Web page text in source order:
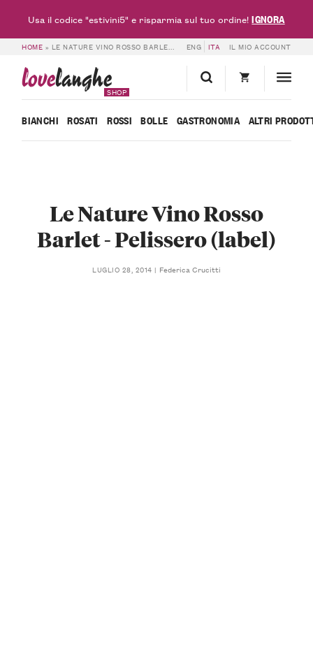
HOME » LE NATURE VINO ROSSO BARLET – PELISSERO (LABEL) ENG ITA IL MIO ACCOUNT
lovelanghe
SHOP
BIANCHI ROSATI ROSSI BOLLE GASTRONOMIA ALTRI
Le Nature Vino Rosso
Barlet - Pelissero (label)
LUGLIO 28, 2014 Federica Crucitti
Usa il codice "estivini5" e risparmia sul tuo ordine!IGNORA